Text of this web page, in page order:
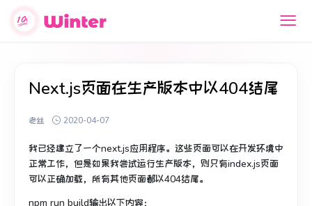
Next.js页面在生产版本中以404结尾
老丝 2020-04-07
我已经建立了一个next.js应用程序。 这些页面可以在开发环境中
正常工作，但是如果我尝试运行生产版本，则只有index.js页面
可以正确加载，所有其他页面都以404结尾。
npm run build输出以下内容：